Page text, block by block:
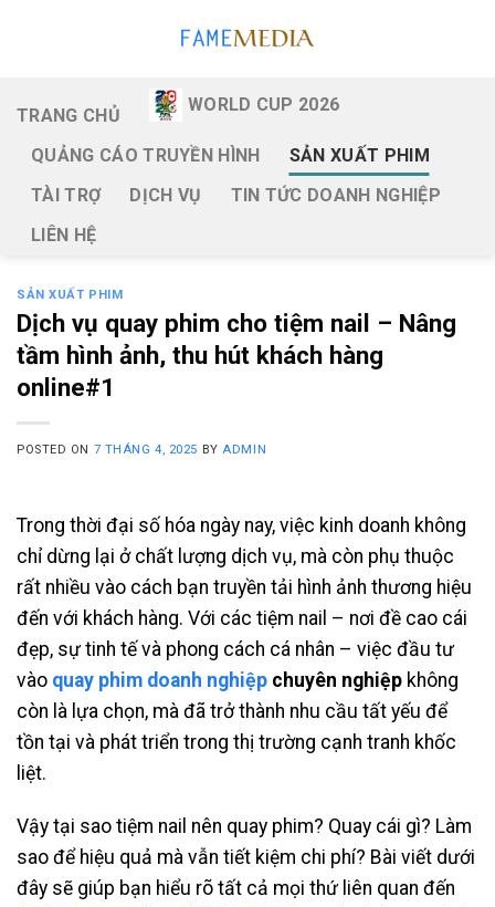
TRANG CHỦ
WORLD CUP 2026
QUẢNG CÁO TRUYỀN HÌNH
SẢN XUẤT PHIM
TÀI TRỢ
DỊCH VỤ
TIN TỨC DOANH NGHIỆP
LIÊN HỆ
SẢN XUẤT PHIM
Dịch vụ quay phim cho tiệm nail – Nâng
tầm hình ảnh, thu hút khách hàng
online#1
POSTED ON 7 THÁNG 4, 2025 BY ADMIN
Trong thời đại số hóa ngày nay, việc kinh doanh không
chỉ dừng lại ở chất lượng dịch vụ, mà còn phụ thuộc
rất nhiều vào cách bạn truyền tải hình ảnh thương hiệu
đến với khách hàng. Với các tiệm nail – nơi đề cao cái
đẹp, sự tinh tế và phong cách cá nhân – việc đầu tư
vào quay phim doanh nghiệp chuyên nghiệp không
còn là lựa chọn, mà đã trở thành nhu cầu tất yếu để
tồn tại và phát triển trong thị trường cạnh tranh khốc
liệt.
Vậy tại sao tiệm nail nên quay phim? Quay cái gì? Làm
sao để hiệu quả mà vẫn tiết kiệm chi phí? Bài viết dưới
đây sẽ giúp bạn hiểu rõ tất cả mọi thứ liên quan đến